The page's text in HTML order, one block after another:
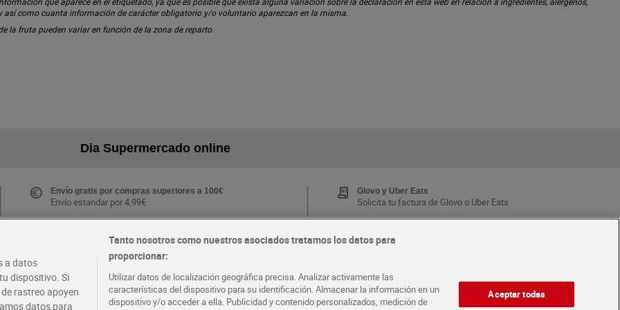
como cuanta información de carácter obligatorio y/o voluntario aparezcan en la misma.
la fruta pueden variar en función de la zona de reparto.
Dia Supermercado online
Envío gratis por compras superiores a 100€
Envío estandar por 4,99€
Glovo y Uber Eats
Solicita tu factura de Glovo o Uber Eats
Folletos y Tiendas
cercana
¡Solicita tu tarjeta de crédito aquí!
a datos
dispositivo. Si
rastreo apoyen
datos para
Tanto nosotros como nuestros asociados tratamos los datos para
proporcionar:
Utilizar datos de localización geográfica precisa. Analizar activamente las
características del dispositivo para su identificación. Almacenar la información en un
dispositivo y/o acceder a ella. Publicidad y contenido personalizados, medición de
Aceptar todas